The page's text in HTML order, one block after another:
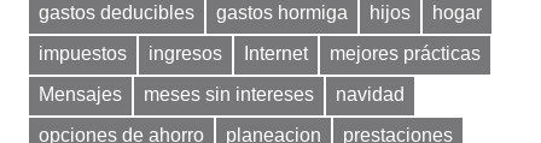
gastos deducibles
gastos hormiga hijos
hogar
impuestos
ingresos Internet
mejores prácticas
Mensajes
meses sin intereses
navidad
opciones de ahorro
planeacion prestaciones